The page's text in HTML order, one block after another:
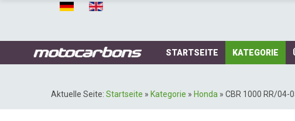
STARTSEITE KATEGORIE
Aktuelle Seite: Startseite » Kategorie » Honda » CBR 1000 RR/04-